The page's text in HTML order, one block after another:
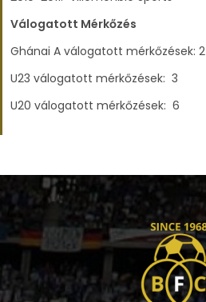
Válogatott Mérkőzés
Ghánai A válogatott mérkőzések: 2
U23 válogatott mérkőzések: 3
U20 válogatott mérkőzések: 6